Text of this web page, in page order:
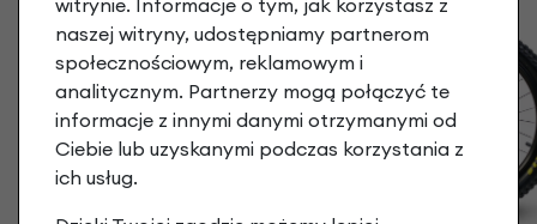
naszej witryny, udostępniamy partnerom
społecznościowym, reklamowym i
analitycznym. Partnerzy mogą połączyć te
informacje z innymi danymi otrzymanymi od
Ciebie lub uzyskanymi podczas korzystania z
ich usług.